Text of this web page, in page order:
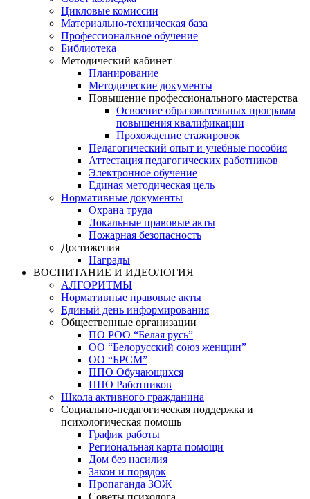
Цикловые комиссии
Материально-техническая база
Профессиональное обучение
Библиотека
Методический кабинет
Планирование
Методические документы
Повышение профессионального мастерства
Освоение образовательных программ
повышения квалификации
Прохождение стажировок
Педагогический опыт и учебные пособия
Аттестация педагогических работников
Электронное обучение
Единая методическая цель
Нормативные документы
Охрана труда
Локальные правовые акты
Пожарная безопасность
Достижения
Награды
ВОСПИТАНИЕ И ИДЕОЛОГИЯ
АЛГОРИТМЫ
Нормативные правовые акты
Единый день информирования
Общественные организации
ПО РОО “Белая русь”
ОО “Белорусский союз женщин”
ОО “БРСМ”
ППО Обучающихся
ППО Работников
Школа активного гражданина
Социально-педагогическая поддержка и
психологическая помощь
График работы
Региональная карта помощи
Дом без насилия
Закон и порядок
Пропаганда ЗОЖ
Советы психолога